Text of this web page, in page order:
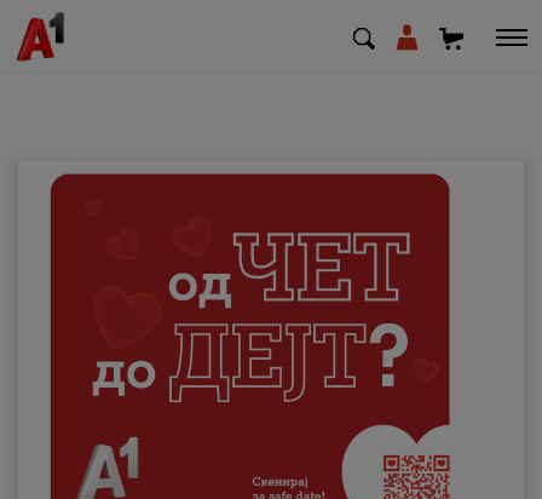
Деловни
Поддршка
Надополни кредит